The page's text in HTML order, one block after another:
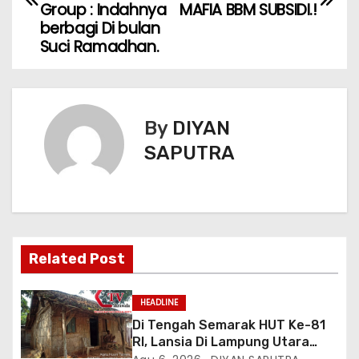
MAFIA BBM SUBSIDI.!
Group : Indahnya
berbagi Di bulan
Suci Ramadhan.
By DIYAN
SAPUTRA
Related Post
HEADLINE
Di Tengah Semarak HUT Ke-81
RI, Lansia Di Lampung Utara